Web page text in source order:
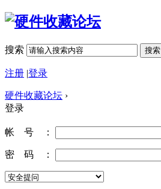
搜索 搜索
注册 |登录
硬件收藏论坛 ›
登录
帐 号 ：
密 码 ：